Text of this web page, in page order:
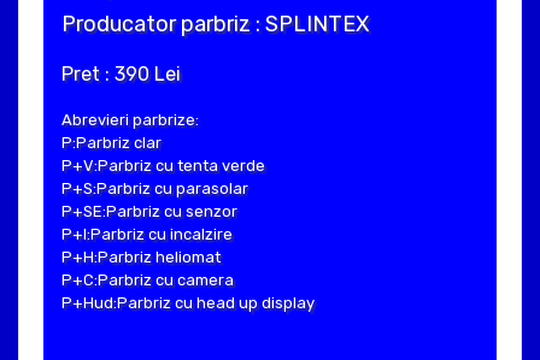
Producator parbriz : SPLINTEX
Pret : 390 Lei
Abrevieri parbrize:
P:Parbriz clar
P+V:Parbriz cu tenta verde
P+S:Parbriz cu parasolar
P+SE:Parbriz cu senzor
P+I:Parbriz cu incalzire
P+H:Parbriz heliomat
P+C:Parbriz cu camera
P+Hud:Parbriz cu head up display